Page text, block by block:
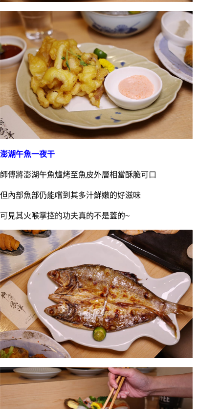
澎湖午魚一夜干
師傅將澎湖午魚爐烤至魚皮外層相當酥脆可口
但內部魚部仍能嚐到其多汁鮮嫩的好滋味
可見其火喉掌控的功夫真的不是蓋的~